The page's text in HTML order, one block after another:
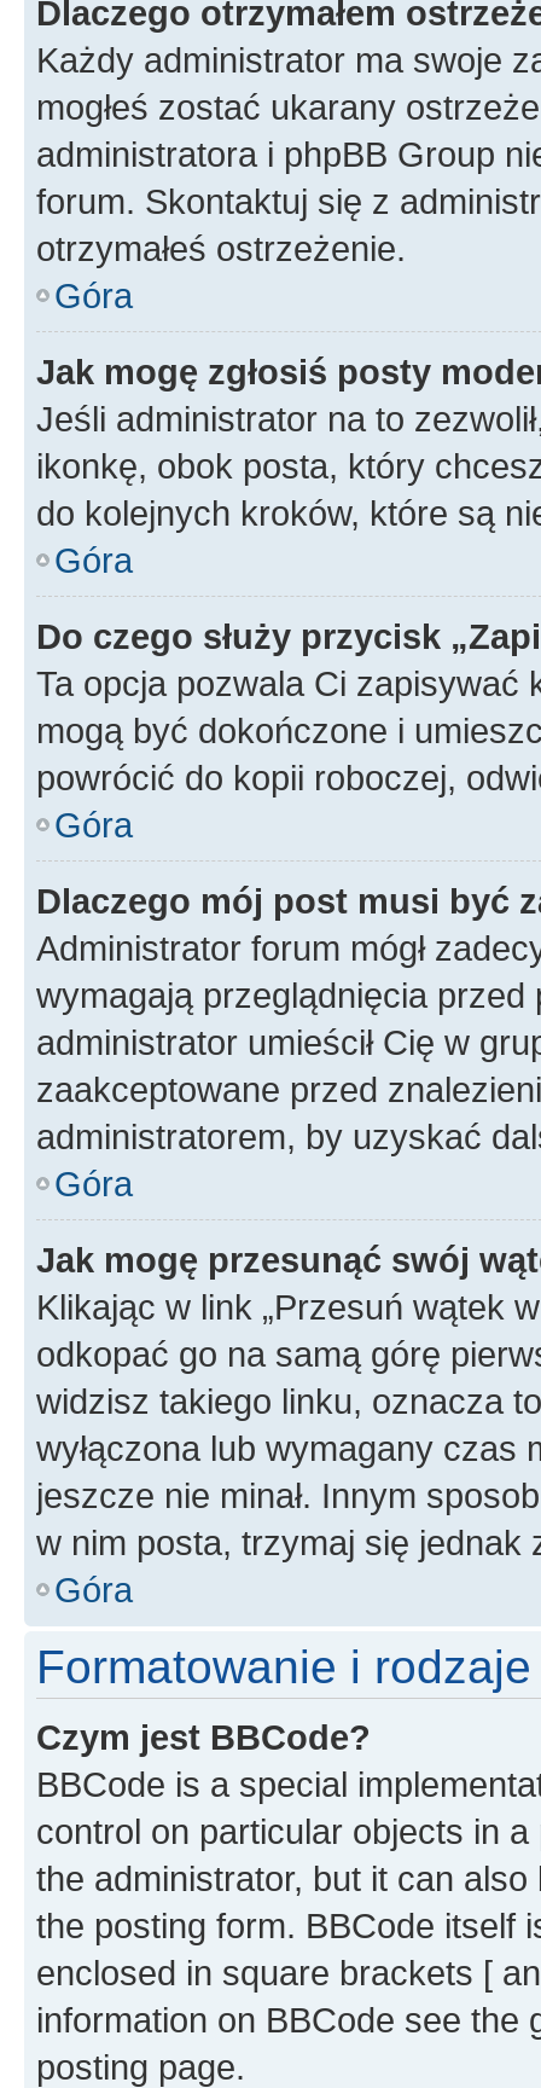
Dlaczego otrzymałem
Każdy administrator ma swoje
mogłeś zostać ukarany
administratora i phpBB Group
forum. Skontaktuj się z
otrzymałeś ostrzeżenie.
Góra
Jak mogę zgłosiś posty
Jeśli administrator na to
ikonkę, obok posta, który
do kolejnych kroków, które są
Góra
Do czego służy przycisk
Ta opcja pozwala Ci zapisywać
mogą być dokończone i
powrócić do kopii roboczej,
Góra
Dlaczego mój post musi być
Administrator forum mógł
wymagają przeglądnięcia
administrator umieścił Cię w
zaakceptowane przed
administratorem, by uzyskać
Góra
Jak mogę przesunąć swój
Klikając w link „Przesuń wątek
odkopać go na samą górę
widzisz takiego linku, oznacza
wyłączona lub wymagany czas
jeszcze nie minał. Innym
w nim posta, trzymaj się jednak
Góra
Formatowanie i
Czym jest BBCode?
BBCode is a special
control on particular objects in
the administrator, but it can
the posting form. BBCode itself
enclosed in square brackets [
information on BBCode see
posting page.